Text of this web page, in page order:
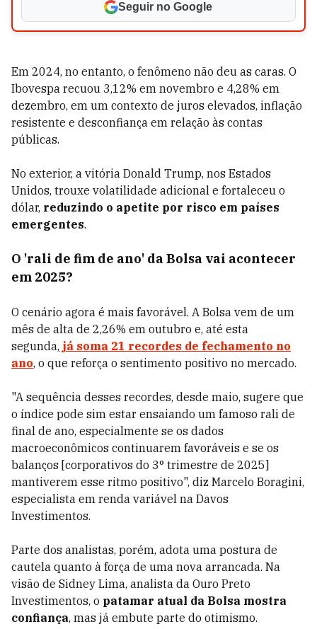
Seguir no Google
Em 2024, no entanto, o fenômeno não deu as caras. O
Ibovespa recuou 3,12% em novembro e 4,28% em
dezembro, em um contexto de juros elevados, inflação
resistente e desconfiança em relação às contas
públicas.
No exterior, a vitória Donald Trump, nos Estados
Unidos, trouxe volatilidade adicional e fortaleceu o
dólar, reduzindo o apetite por risco em países
emergentes.
O 'rali de fim de ano' da Bolsa vai acontecer
em 2025?
O cenário agora é mais favorável. A Bolsa vem de um
mês de alta de 2,26% em outubro e, até esta
segunda, já soma 21 recordes de fechamento no
ano, o que reforça o sentimento positivo no mercado.
"A sequência desses recordes, desde maio, sugere que
o índice pode sim estar ensaiando um famoso rali de
final de ano, especialmente se os dados
macroeconômicos continuarem favoráveis e se os
balanços [corporativos do 3° trimestre de 2025]
mantiverem esse ritmo positivo", diz Marcelo Boragini,
especialista em renda variável na Davos
Investimentos.
Parte dos analistas, porém, adota uma postura de
cautela quanto à força de uma nova arrancada. Na
visão de Sidney Lima, analista da Ouro Preto
Investimentos, o patamar atual da Bolsa mostra
confiança, mas já embute parte do otimismo.